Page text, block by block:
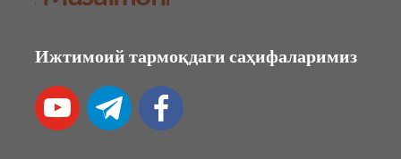
Ижтимоий тармоқдаги саҳифаларимиз